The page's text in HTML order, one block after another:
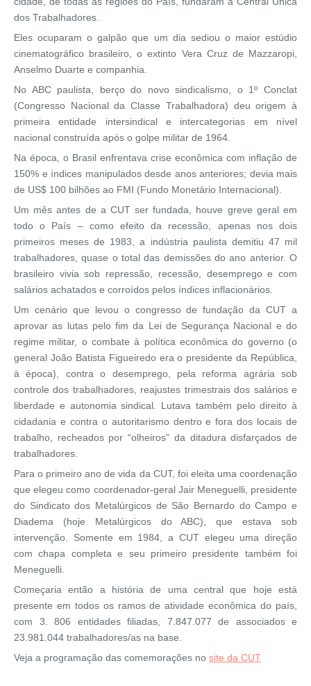
dos Trabalhadores.
Eles ocuparam o galpão que um dia sediou o maior estúdio
cinematográfico brasileiro, o extinto Vera Cruz de Mazzaropi,
Anselmo Duarte e companhia.
No ABC paulista, berço do novo sindicalismo, o 1º Conclat
(Congresso Nacional da Classe Trabalhadora) deu origem à
primeira entidade intersindical e intercategorias em nível
nacional construída após o golpe militar de 1964.
Na época, o Brasil enfrentava crise econômica com inflação de
150% e índices manipulados desde anos anteriores; devia mais
de US$ 100 bilhões ao FMI (Fundo Monetário Internacional).
Um mês antes de a CUT ser fundada, houve greve geral em
todo o País – como efeito da recessão, apenas nos dois
primeiros meses de 1983, a indústria paulista demitiu 47 mil
trabalhadores, quase o total das demissões do ano anterior. O
brasileiro vivia sob repressão, recessão, desemprego e com
salários achatados e corroídos pelos índices inflacionários.
Um cenário que levou o congresso de fundação da CUT a
aprovar as lutas pelo fim da Lei de Segurança Nacional e do
regime militar, o combate à política econômica do governo (o
general João Batista Figueiredo era o presidente da República,
à época), contra o desemprego, pela reforma agrária sob
controle dos trabalhadores, reajustes trimestrais dos salários e
liberdade e autonomia sindical. Lutava também pelo direito à
cidadania e contra o autoritarismo dentro e fora dos locais de
trabalho, recheados por “olheiros” da ditadura disfarçados de
trabalhadores.
Para o primeiro ano de vida da CUT, foi eleita uma coordenação
que elegeu como coordenador-geral Jair Meneguelli, presidente
do Sindicato dos Metalúrgicos de São Bernardo do Campo e
Diadema (hoje Metalúrgicos do ABC), que estava sob
intervenção. Somente em 1984, a CUT elegeu uma direção
com chapa completa e seu primeiro presidente também foi
Meneguelli.
Começaria então a história de uma central que hoje está
presente em todos os ramos de atividade econômica do país,
com 3. 806 entidades filiadas, 7.847.077 de associados e
23.981.044 trabalhadores/as na base.
Veja a programação das comemorações no site da CUT